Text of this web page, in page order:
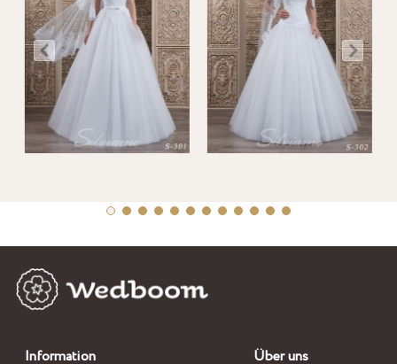
Information Über uns